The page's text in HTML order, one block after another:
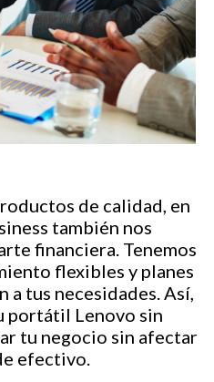
de calidad, en
también nos
financiera. Tenemos
flexibles y planes
a tus necesidades. Así,
portátil Lenovo sin
tu negocio sin afectar
efectivo.